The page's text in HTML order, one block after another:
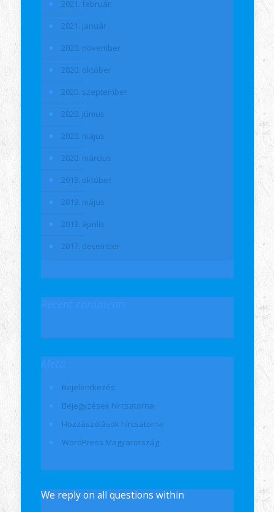
2021. február
2021. január
2020. november
2020. október
2020. szeptember
2020. június
2020. május
2020. március
2019. október
2019. május
2019. április
2017. december
Bejelentkezés
Bejegyzések hírcsatorna
Hozzászólások hírcsatorna
WordPress Magyarország
We reply on all questions within